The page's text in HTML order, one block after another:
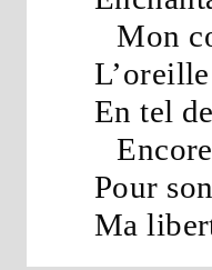
Mon
L’oreille
En tel
Pour
Ma